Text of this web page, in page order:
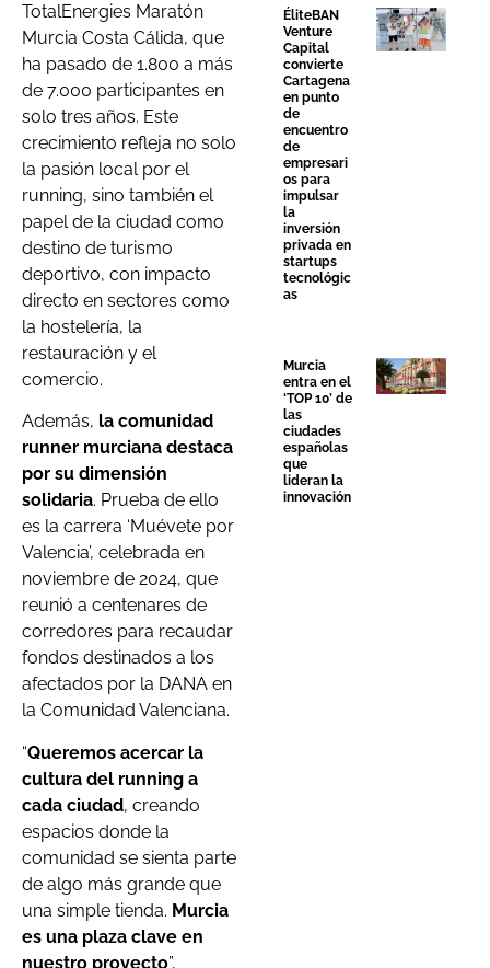
TotalEnergies Maratón
Murcia Costa Cálida, que
ha pasado de 1.800 a más
de 7.000 participantes en
solo tres años. Este
crecimiento refleja no solo
la pasión local por el
running, sino también el
papel de la ciudad como
destino de turismo
deportivo, con impacto
directo en sectores como
la hostelería, la
restauración y el
comercio.
Además, la comunidad
runner murciana destaca
por su dimensión
solidaria. Prueba de ello
es la carrera ‘Muévete por
Valencia’, celebrada en
noviembre de 2024, que
reunió a centenares de
corredores para recaudar
fondos destinados a los
afectados por la DANA en
la Comunidad Valenciana.
“Queremos acercar la
cultura del running a
cada ciudad, creando
espacios donde la
comunidad se sienta parte
de algo más grande que
una simple tienda. Murcia
es una plaza clave en
nuestro proyecto”,
ÉliteBAN
Venture
Capital
convierte
Cartagena
en punto
de
encuentro
de
empresari
os para
impulsar
la
inversión
privada en
startups
tecnológic
as
Murcia
entra en el
‘TOP 10’ de
las
ciudades
españolas
que
lideran la
innovación